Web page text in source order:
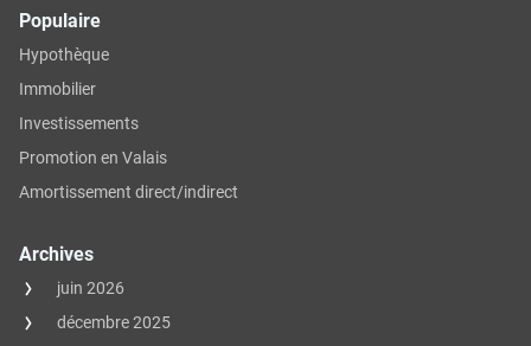
Populaire
Hypothèque
Immobilier
Investissements
Promotion en Valais
Amortissement direct/indirect
Archives
juin 2026
décembre 2025